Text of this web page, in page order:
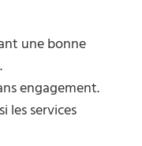
une bonne
engagement.
les services